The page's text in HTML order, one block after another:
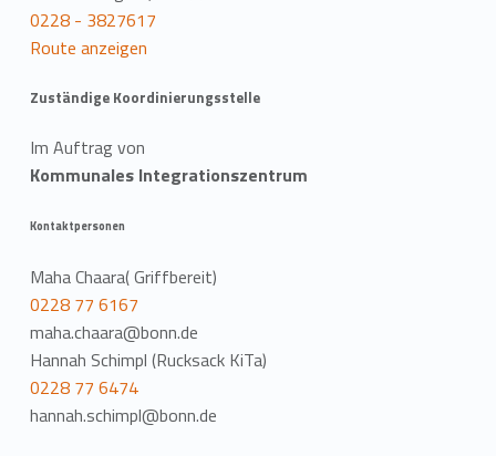
0228 - 3827617
Route anzeigen
Zuständige Koordinierungsstelle
Im Auftrag von
Kommunales Integrationszentrum
Kontaktpersonen
Maha Chaara( Griffbereit)
0228 77 6167
maha.chaara@bonn.de
Hannah Schimpl (Rucksack KiTa)
0228 77 6474
hannah.schimpl@bonn.de